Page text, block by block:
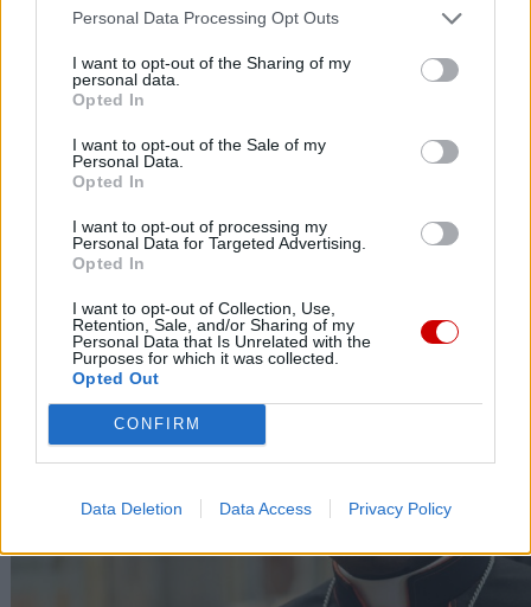
Personal Data Processing Opt Outs
I want to opt-out of the Sharing of my
personal data.
Opted In
I want to opt-out of the Sale of my
Personal Data.
Opted In
I want to opt-out of processing my
Personal Data for Targeted Advertising.
Opted In
I want to opt-out of Collection, Use,
Retention, Sale, and/or Sharing of my
Personal Data that Is Unrelated with the
Purposes for which it was collected.
Opted Out
CONFIRM
Data Deletion Data Access Privacy Policy
Kard. Timothy Radcliffe na odpuście u gdańskich dominikanów
08 sierpnia 2026 | 21:11
45 Kielecka Piesza Pielgrzymka na Jasną Górę
Coca-Cola dyskryminuje Jezusa Króla?
Popularne